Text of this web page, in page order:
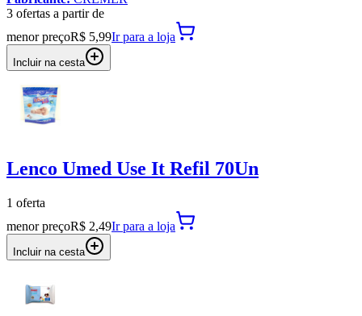
3 ofertas a partir de
menor preçoR$ 5,99Ir para a loja
Incluir na cesta
Lenco Umed Use It Refil 70Un
1 oferta
menor preçoR$ 2,49Ir para a loja
Incluir na cesta